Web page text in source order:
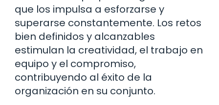
que los impulsa a esforzarse y
superarse constantemente. Los retos
bien definidos y alcanzables
estimulan la creatividad, el trabajo en
equipo y el compromiso,
contribuyendo al éxito de la
organización en su conjunto.